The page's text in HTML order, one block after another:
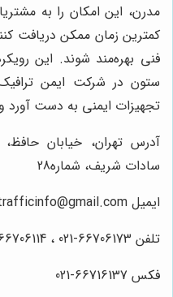
مدرن، این امکان را به
کمترین زمان ممکن دریافت
فنی بهره‌مند شوند. این
ستون در شرکت ایمن ترافیک
تجهیزات ایمنی به دست آورد
آدرس تهران، خیابان
سادات شریف، شماره28
ایمیل safetytrafficinfo@gmail.com
تلفن 66706173-021 ، 66706114-021
فکس 66716137-021